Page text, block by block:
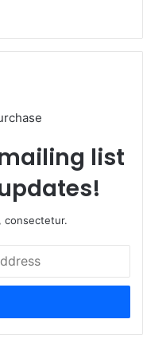
list
consectetur.